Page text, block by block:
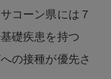
コーン県には７
礎疾患を持つ
の接種が優先さ